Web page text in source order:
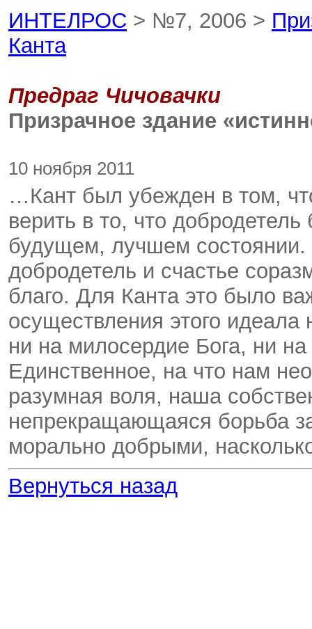
ИНТЕЛРОС > №7, 2006 >
Канта
Предраг Чичовачки
Призрачное здание
10 ноября 2011
…Кант был убежден в том,
верить в то, что
будущем, лучшем состоянии.
добродетель и счастье
благо. Для Канта это было
осуществления этого
ни на милосердие Бога, ни на
Единственное, на что нам
разумная воля, наша
непрекращающаяся борьба
морально добрыми,
Вернуться назад